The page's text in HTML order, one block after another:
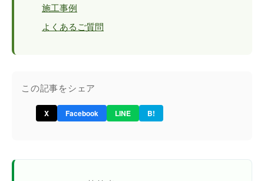
施工事例
よくあるご質問
この記事をシェア
X Facebook LINE B!